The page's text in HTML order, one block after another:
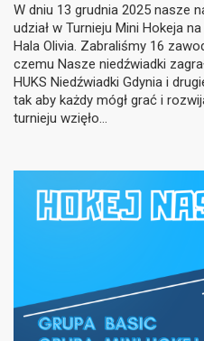
W dniu 13 grudnia 2025 nasze
udział w Turnieju Mini Hokeja
Hala Olivia. Zabraliśmy 16
czemu Nasze niedźwiadki
HUKS Niedźwiadki Gdynia i
tak aby każdy mógł grać i
turnieju wzięło…